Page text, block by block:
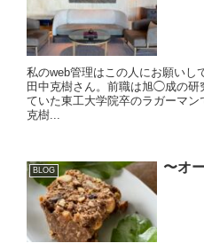
私のweb管理はこの人にお願いし
田中克樹さん。前職は旭◯成の研
ていた東工大学院卒のラガー
克樹...
BLOG 〜オ